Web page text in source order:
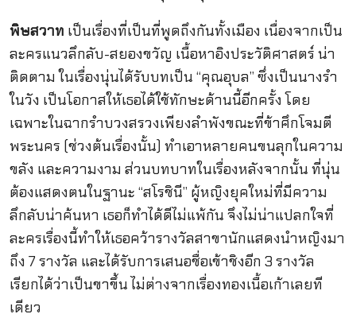
พิษสวาท เป็นเรื่องที่เป็นที่พูดถึงกันทั้งเมือง เนื่องจากเป็น
ละครแนวลึกลับ-สยองขวัญ เนื้อหาอิงประวัติศาสตร์ น่า
ติดตาม ในเรื่องนุ่นได้รับบทเป็น “คุณอุบล” ซึ่งเป็นนางรำ
ในวัง เป็นโอกาสให้เธอได้ใช้ทักษะด้านนี้อีกครั้ง โดย
เฉพาะในฉากรำบวงสรวงเพียงลำพังขณะที่ข้าศึกโจมตี
พระนคร (ช่วงต้นเรื่องนั้น) ทำเอาหลายคนขนลุกในความ
ขลัง และความงาม ส่วนบทบาทในเรื่องหลังจากนั้น ที่นุ่น
ต้องแสดงตนในฐานะ “สโรชินี” ผู้หญิงยุคใหม่ที่มีความ
ลึกลับน่าค้นหา เธอก็ทำได้ดีไม่แพ้กัน จึงไม่น่าแปลกใจที่
ละครเรื่องนี้ทำให้เธอคว้ารางวัลสาขานักแสดงนำหญิงมา
ถึง 7 รางวัล และได้รับการเสนอชื่อเข้าชิงอีก 3 รางวัล
เรียกได้ว่าเป็นขาขึ้น ไม่ต่างจากเรื่องทองเนื้อเก้าเลยที
เดียว